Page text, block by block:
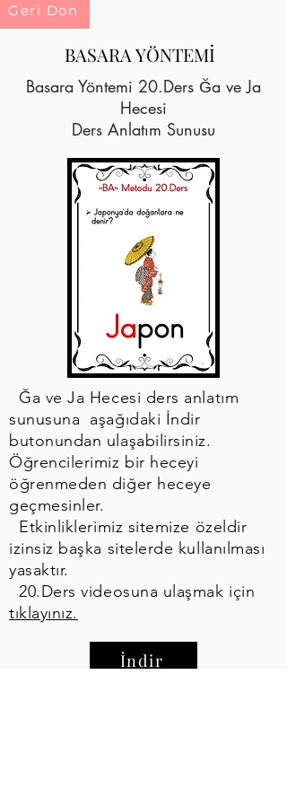
Geri Dön
BASARA YÖNTEMİ
Basara Yöntemi 20.Ders Ğa ve Ja
Hecesi
Ders Anlatım Sunusu
Ğa ve Ja Hecesi ders anlatım
sunusuna aşağıdaki İndir
butonundan ulaşabilirsiniz.
Öğrencilerimiz bir heceyi
öğrenmeden diğer heceye
geçmesinler.
Etkinliklerimiz sitemize özeldir
izinsiz başka sitelerde kullanılması
yasaktır.
20.Ders videosuna ulaşmak için
tıklayınız.
İndir